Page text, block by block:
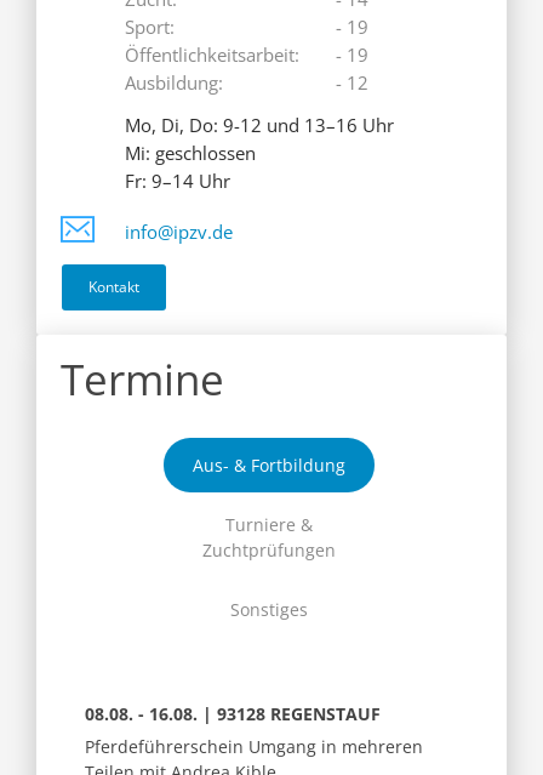
Sport:
Öffentlichkeitsarbeit:
Ausbildung:
- 19
- 19
- 12
Mo, Di, Do: 9-12 und 13–16 Uhr
Mi: geschlossen
Fr: 9–14 Uhr
info@ipzv.de
Kontakt
Termine
Aus- & Fortbildung
Turniere &
Zuchtprüfungen
Sonstiges
08.08. - 16.08. | 93128 REGENSTAUF
Pferdeführerschein Umgang in mehreren